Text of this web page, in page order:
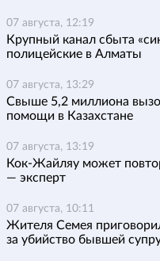
07 августа, 12:19
Крупный канал сбыта
полицейские в Алматы
07 августа, 13:29
Свыше 5,2 миллиона
помощи в Казахстане
07 августа, 13:19
Кок-Жайляу может
— эксперт
07 августа, 10:11
Жителя Семея
за убийство бывшей